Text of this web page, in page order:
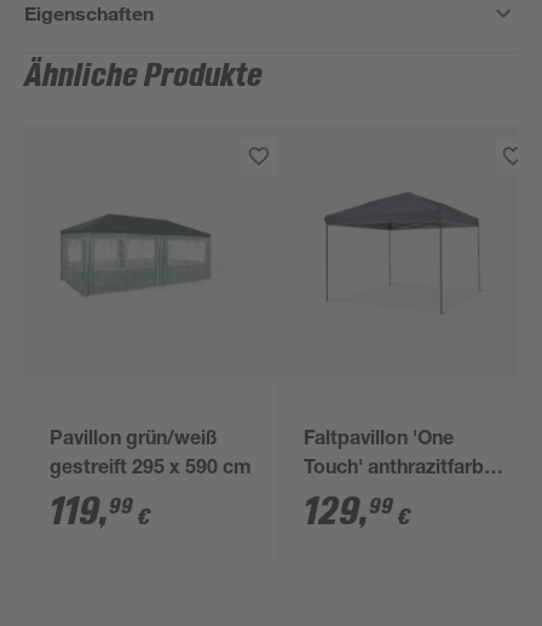
Eigenschaften
Ähnliche Produkte
Pavillon grün/weiß
gestreift 295 x 590 cm
119,99 €
Faltpavillon 'One
Touch' anthrazitfarben
300 x 240 x 300
129,99 €